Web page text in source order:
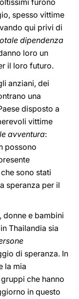
furono
spesso vittime
qui privi di
dipendenza
loro un
il loro futuro.
anziani, dei
una
disposto a
vittime
avventura:
possono
sono stati
speranza per il
donne e bambini
Thailandia sia
di speranza. In
la mia
che hanno
in questo